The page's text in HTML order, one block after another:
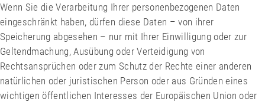
Wenn Sie die Verarbeitung Ihrer personenbezogenen Daten
eingeschränkt haben, dürfen diese Daten – von ihrer
Speicherung abgesehen – nur mit Ihrer Einwilligung oder zur
Geltendmachung, Ausübung oder Verteidigung von
Rechtsansprüchen oder zum Schutz der Rechte einer anderen
natürlichen oder juristischen Person oder aus Gründen eines
wichtigen öffentlichen Interesses der Europäischen Union oder